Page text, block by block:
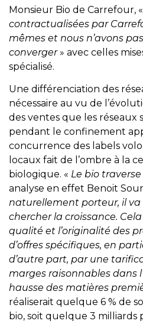
Monsieur Bio de Carrefour, «
contractualisées par
mêmes et nous n’avons
converger» avec celles
spécialisé.
Une différenciation des
nécessaire au vu de
des ventes que les réseaux
pendant le confinement
concurrence des labels
locaux fait de l’ombre à la
biologique. « Le bio
analyse en effet Benoit
naturellement porteur, il va
chercher la croissance.
qualité et l’originalité des
d’offres spécifiques, en
d’autre part, par une
marges raisonnables dans
hausse des matières
réaliserait quelque 6 % de
bio, soit quelque 3 milliards